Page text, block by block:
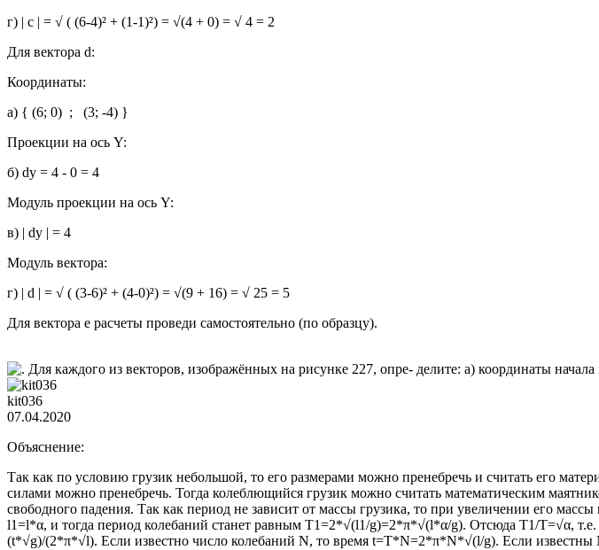
г) | с | = √ ( (6-4)² + (1-1)²) = √(4 + 0) = √ 4 = 2
Для вектора d:
Координаты:
a) { (6; 0) ; (3; -4) }
Проекции на ось Y:
б) dy = 4 - 0 = 4
Модуль проекции на ось Y:
в) | dy | = 4
Модуль вектора:
г) | d | = √ ( (3-6)² + (4-0)²) = √(9 + 16) = √ 25 = 5
Для вектора е расчеты проведи самостоятельно (по образцу).
kit036
07.04.2020
Объяснение:
Так как по условию грузик небольшой, то его размерами можно пренебречь и считать его
силами можно пренебречь. Тогда колеблющийся грузик можно считать математическим
свободного падения. Так как период не зависит от массы грузика, то при увеличении его
l1=l*α, и тогда период колебаний станет равным T1=2*√(l1/g)=2*π*√(l*α/g). Отсюда T1/T=√α,
(t*√g)/(2*π*√l). Если известно число колебаний N, то время t=T*N=2*π*N*√(l/g). Если известны